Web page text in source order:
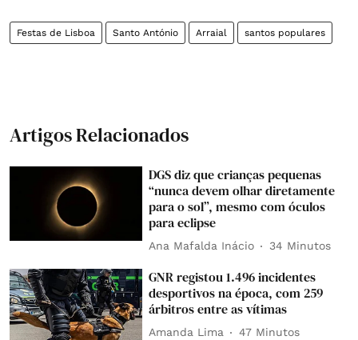
Festas de Lisboa Santo António Arraial santos populares
Artigos Relacionados
DGS diz que crianças pequenas
“nunca devem olhar diretamente
para o sol”, mesmo com óculos
para eclipse
Ana Mafalda Inácio 34 Minutos
GNR registou 1.496 incidentes
desportivos na época, com 259
árbitros entre as vítimas
Amanda Lima 47 Minutos